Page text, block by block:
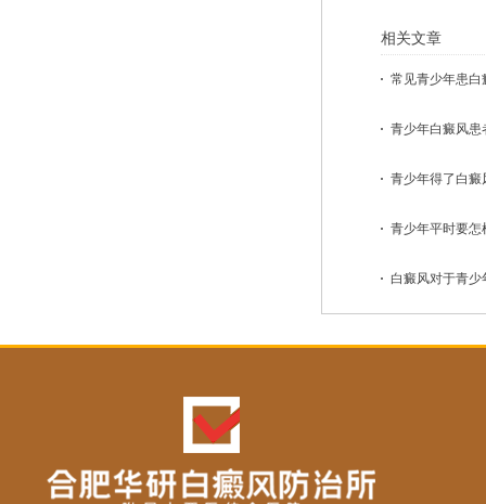
相关文章
常见青少年患白
青少年白癜风患
青少年得了白癜
青少年平时要怎
白癜风对于青少